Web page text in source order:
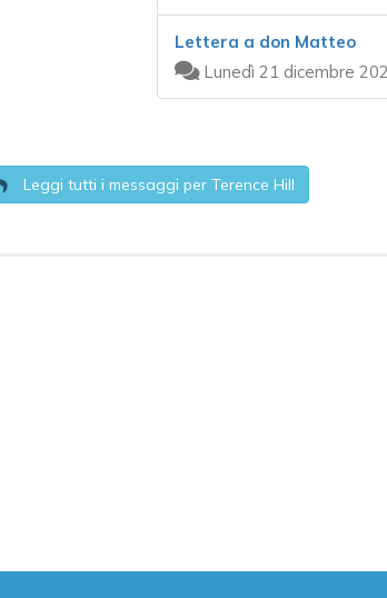
Lettera a don Matteo
Lunedì 21 dicembre
Leggi tutti i messaggi per Terence Hill